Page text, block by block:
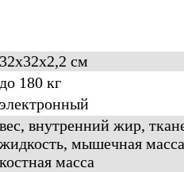
32х32х2,2 см
до 180 кг
электронный
вес, внутренний жир,
жидкость, мышечная
костная масса